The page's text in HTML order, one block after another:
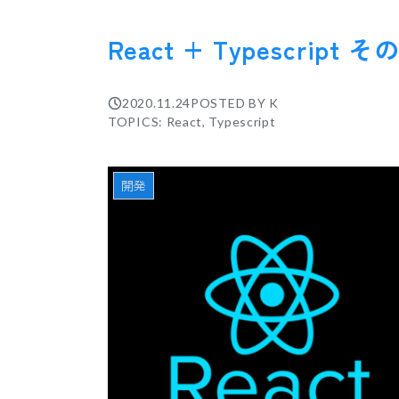
React + Typescript そ
2020.11.24POSTED BY K
TOPICS: React, Typescript
開発